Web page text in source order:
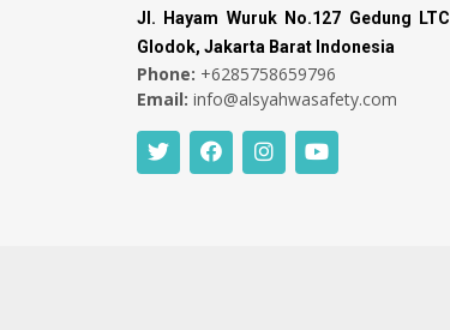
Jl. Hayam Wuruk No.127 Gedung LTC
Glodok, Jakarta Barat Indonesia
Phone: +6285758659796
Email: info@alsyahwasafety.com